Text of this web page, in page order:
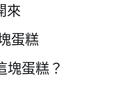
來
蛋糕
塊蛋糕？